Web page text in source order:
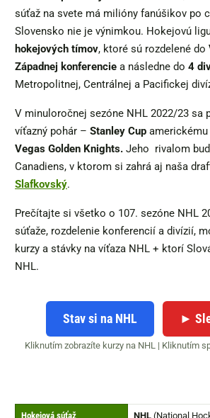
súťaž na svete má milióny fanúšikov po
Slovensko nie je výnimkou. Hokejovú
hokejových tímov, ktoré sú rozdelené do
Západnej konferencie a následne do 4
Metropolitnej, Centrálnej a Pacifickej
V minuloročnej sezóne NHL 2022/23 sa
víťazný pohár – Stanley Cup
Vegas Golden Knights. Jeho rivalom
Canadiens, v ktorom si zahrá aj naša
Slafkovský.
Prečítajte si všetko o 107. sezóne NHL
súťaže, rozdelenie konferencií a divízií,
kurzy a stávky na víťaza NHL + ktorí
NHL.
Stav si na NHL ►
Kliknutím zobrazíte kurzy na NHL | Kliknutím
Hokejová súťaž NHL (National